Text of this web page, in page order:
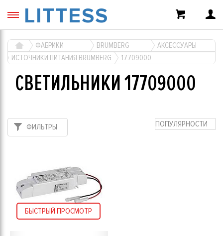
LITTESS
ФАБРИКИ BRUMBERG
АКСЕССУАРЫ
ИСТОЧНИКИ ПИТАНИЯ BRUMBERG
17709000
СВЕТИЛЬНИКИ 17709000
ПОПУЛЯРНОСТИ
ФИЛЬТРЫ
БЫСТРЫЙ ПРОСМОТР